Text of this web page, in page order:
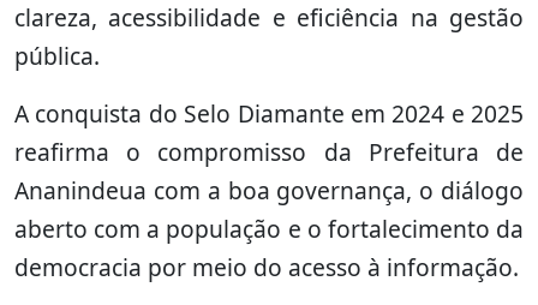
clareza, acessibilidade e eficiência na gestão
pública.
A conquista do Selo Diamante em 2024 e 2025
reafirma o compromisso da Prefeitura de
Ananindeua com a boa governança, o diálogo
aberto com a população e o fortalecimento da
democracia por meio do acesso à informação.